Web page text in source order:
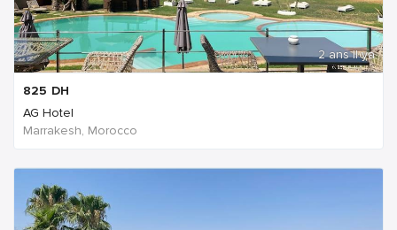
2 ans Il ya
825 DH
AG Hotel
Marrakesh, Morocco